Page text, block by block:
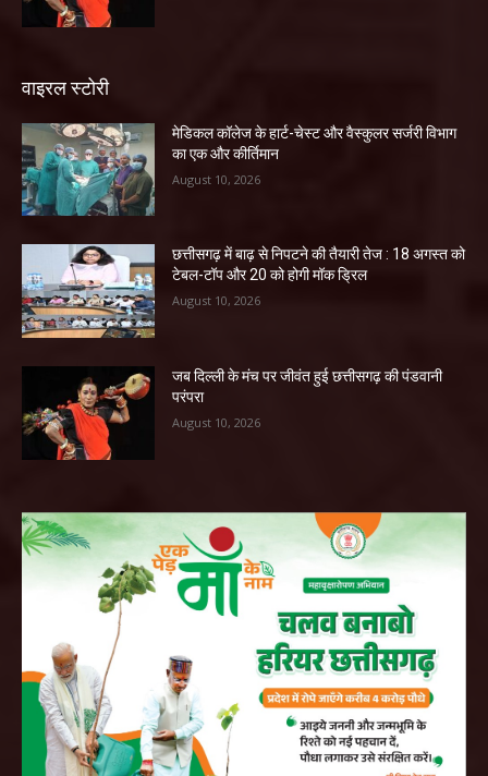
वाइरल स्टोरी
​मेडिकल कॉलेज के हार्ट-चेस्ट और वैस्कुलर सर्जरी विभाग
का एक और कीर्तिमान
August 10, 2026
छत्तीसगढ़ में बाढ़ से निपटने की तैयारी तेज : 18 अगस्त को
टेबल-टॉप और 20 को होगी मॉक ड्रिल
August 10, 2026
जब दिल्ली के मंच पर जीवंत हुई छत्तीसगढ़ की पंडवानी
परंपरा
August 10, 2026